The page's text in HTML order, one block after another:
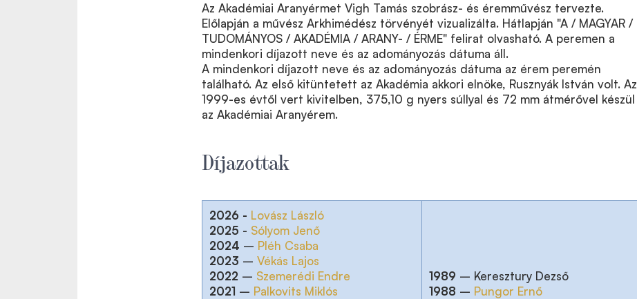
Az Akadémiai Aranyérmet Vigh Tamás szobrász- és éremművész tervezte.
Előlapján a művész Arkhimédész törvényét vizualizálta. Hátlapján "A / MAGYAR /
TUDOMÁNYOS / AKADÉMIA / ARANY- / ÉRME" felirat olvasható. A peremen a
mindenkori díjazott neve és az adományozás dátuma áll.
A mindenkori díjazott neve és az adományozás dátuma az érem peremén
található. Az első kitüntetett az Akadémia akkori elnöke, Rusznyák István volt. Az
1999-es évtől vert kivitelben, 375,10 g nyers súllyal és 72 mm átmérővel készül
az Akadémiai Aranyérem.
Díjazottak
2026 - Lovász László
2025 - Sólyom Jenő
2024 – Pléh Csaba
2023 – Vékás Lajos
2022 – Szemerédi Endre
2021 – Palkovits Miklós
1989 – Keresztury Dezső
1988 – Pungor Ernő